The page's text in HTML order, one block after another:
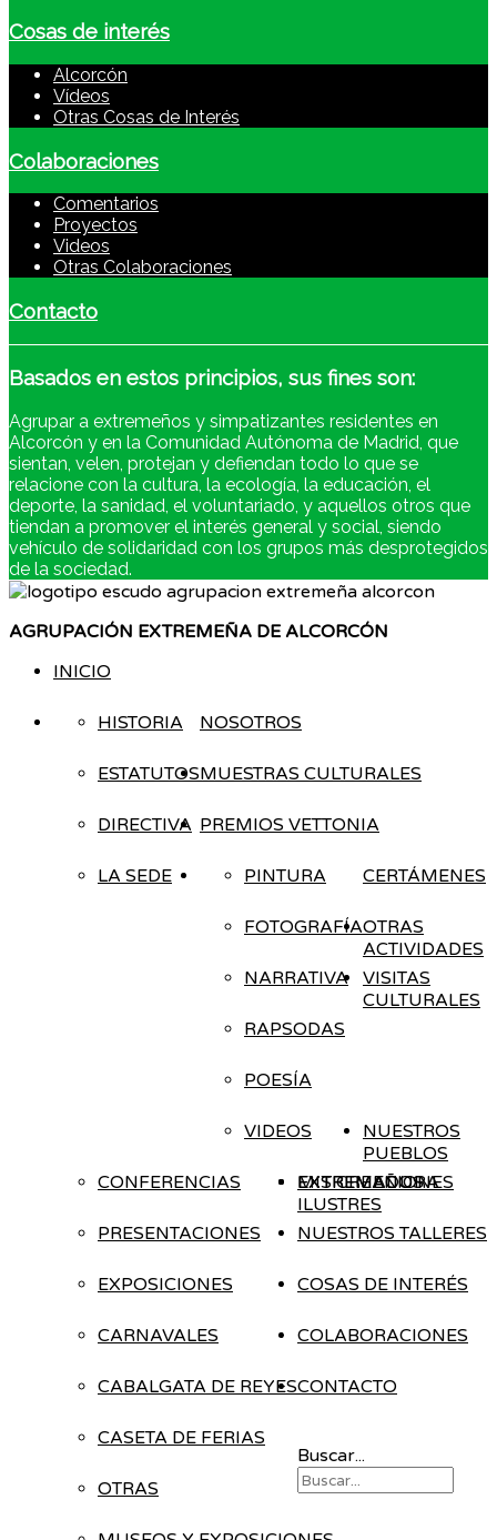
Cosas de interés
Alcorcón
Vídeos
Otras Cosas de Interés
Colaboraciones
Comentarios
Proyectos
Videos
Otras Colaboraciones
Contacto
Basados en estos principios, sus fines son:
Agrupar a extremeños y simpatizantes residentes en
Alcorcón y en la Comunidad Autónoma de Madrid, que
sientan, velen, protejan y defiendan todo lo que se
relacione con la cultura, la ecología, la educación, el
deporte, la sanidad, el voluntariado, y aquellos otros que
tiendan a promover el interés general y social, siendo
vehículo de solidaridad con los grupos más desprotegidos
de la sociedad.
AGRUPACIÓN EXTREMEÑA DE ALCORCÓN
INICIO
NOSOTROS
HISTORIA
ESTATUTOS
DIRECTIVA
LA SEDE
MUESTRAS CULTURALES
PREMIOS VETTONIA
CERTÁMENES
PINTURA
FOTOGRAFÍA
NARRATIVA
RAPSODAS
POESÍA
VIDEOS
OTRAS
ACTIVIDADES
CONFERENCIAS
PRESENTACIONES
EXPOSICIONES
CARNAVALES
CABALGATA DE REYES
CASETA DE FERIAS
OTRAS
VISITAS
CULTURALES
EXTREMADURA
EXTREMEÑOS
ILUSTRES
NUESTROS
PUEBLOS
MIS CREACIONES
NUESTROS TALLERES
COSAS DE INTERÉS
COLABORACIONES
CONTACTO
Buscar...